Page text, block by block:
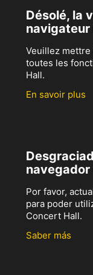
Désolé, la
navigateur
Veuillez
toutes les
Hall.
En savoir plus
Por favor,
para poder
Concert Hall.
Saber más